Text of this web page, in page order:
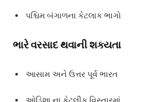
પશ્ચિમ બંગાળના કેટલાક ભાગો
ભારે વરસાદ થવાની શક્યતા
આસામ અને ઉત્તર પૂર્વ ભારત